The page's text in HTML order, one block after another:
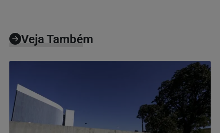
Veja Também